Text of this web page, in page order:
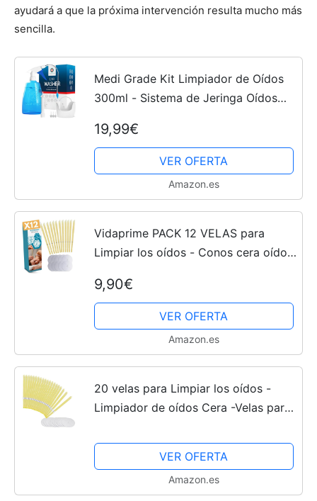
ayudará a que la próxima intervención resulta mucho más
sencilla.
Medi Grade Kit Limpiador de Oídos
300ml - Sistema de Jeringa Oídos
Oídos Segura - Cera Oidos Limpiador
Eco-Friendly -...
19,99€
VER OFERTA
Amazon.es
Vidaprime PACK 12 VELAS para
Limpiar los oídos - Conos cera oídos
oídos - Velas para los oídos -
Limpiador oídos...
9,90€
VER OFERTA
Amazon.es
20 velas para Limpiar los oídos -
Limpiador de oídos Cera -Velas para
protectores
VER OFERTA
Amazon.es